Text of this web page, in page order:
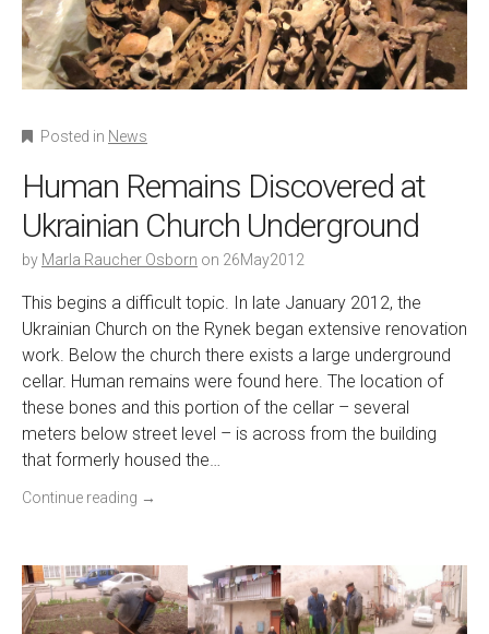
Posted in News
Human Remains Discovered at
Ukrainian Church Underground
by Marla Raucher Osborn on 26May2012
This begins a difficult topic. In late January 2012, the
Ukrainian Church on the Rynek began extensive renovation
work. Below the church there exists a large underground
cellar. Human remains were found here. The location of
these bones and this portion of the cellar – several
meters below street level – is across from the building
that formerly housed the…
Continue reading →